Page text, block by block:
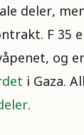
deler,
F 35
og
i Gaza.
.